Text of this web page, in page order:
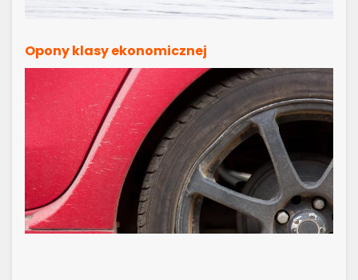
Opony klasy ekonomicznej